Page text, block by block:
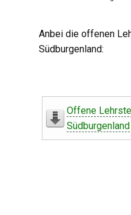
Anbei die offenen
Südburgenland:
Offene
Südburgenland